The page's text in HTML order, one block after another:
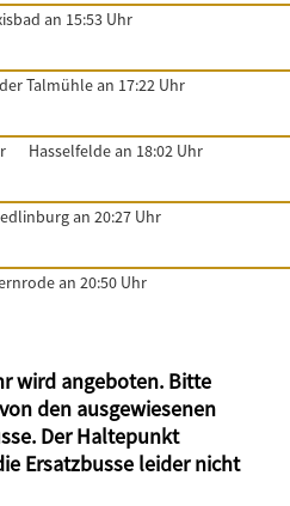
an 15:53 Uhr
Talmühle an 17:22 Uhr
Hasselfelde an 18:02 Uhr
an 20:27 Uhr
an 20:50 Uhr
wird angeboten. Bitte
den ausgewiesenen
Der Haltepunkt
Ersatzbusse leider nicht